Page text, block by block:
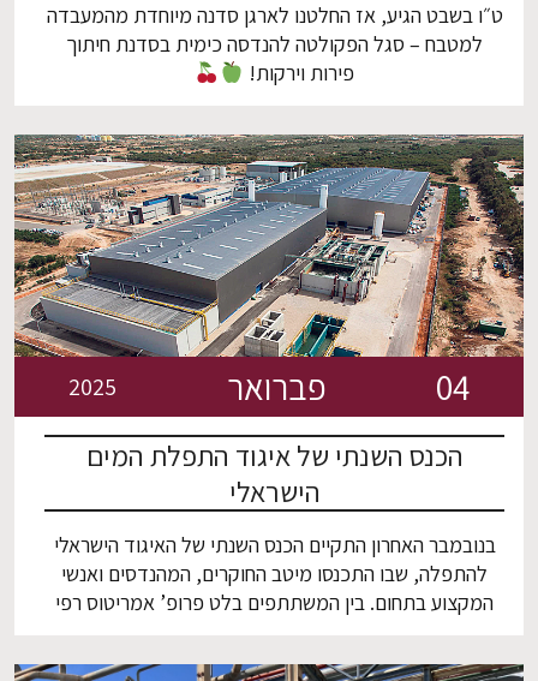
ט״ו בשבט הגיע, אז החלטנו לארגן סדנה מיוחדת מהמעבדה
למטבח – סגל הפקולטה להנדסה כימית בסדנת חיתוך
פירות וירקות!
04 פברואר 2025
הכנס השנתי של איגוד התפלת המים
הישראלי
בנובמבר האחרון התקיים הכנס השנתי של האיגוד הישראלי
להתפלה, שבו התכנסו מיטב החוקרים, המהנדסים ואנשי
המקצוע בתחום. בין המשתתפים בלט פרופ’ אמריטוס רפי
למחקר ולקידום תחום ההתפלה בישראל.